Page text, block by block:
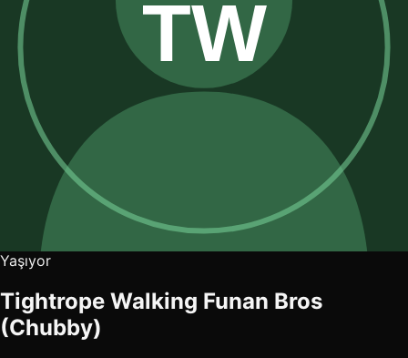
Yaşıyor
Tightrope Walking Funan Bros
(Chubby)